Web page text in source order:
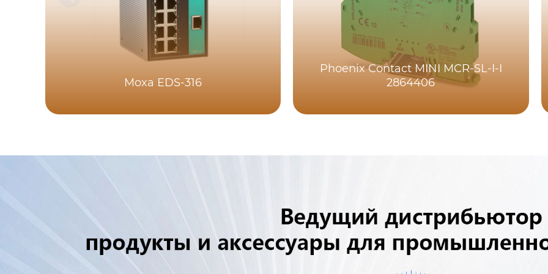
Moxa EDS-316
Phoenix Contact MINI MCR-SL-I-I
2864406